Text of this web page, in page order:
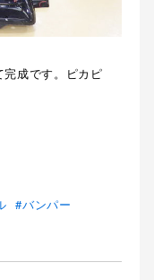
成です。ピカピ
バンパー